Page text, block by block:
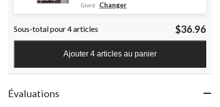
Givré Changer
Sous-total pour 4 articles $36.96
Ajouter 4 articles au panier
Évaluations